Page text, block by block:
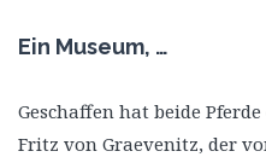
Ein Museum, …
Geschaffen hat beide
Fritz von Graevenitz, der